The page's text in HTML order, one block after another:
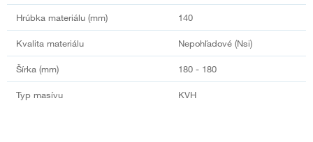
Hrúbka materiálu (mm) 140
Kvalita materiálu Nepohľadové (Nsi)
Šírka (mm) 180 - 180
Typ masívu KVH